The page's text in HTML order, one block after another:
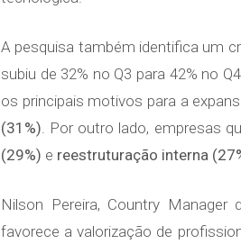
A pesquisa também identifica um
subiu de 32% no Q3 para 42% no
os principais motivos para a
(31%). Por outro lado, empresas
(29%) e reestruturação interna
Nilson Pereira, Country
favorece a valorização de